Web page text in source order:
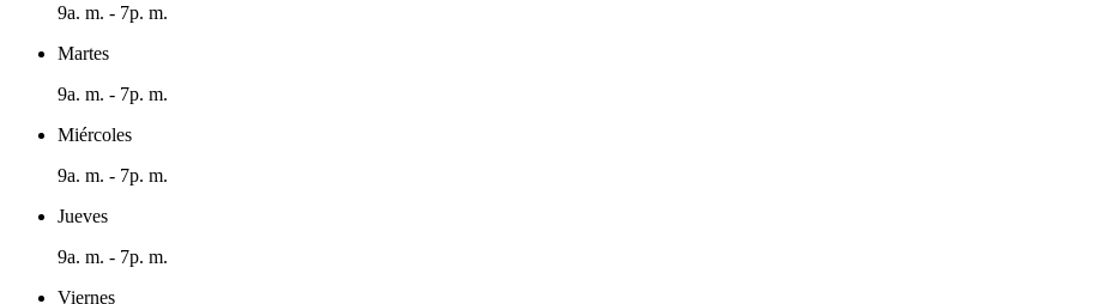
9a. m. - 7p. m.
Martes
9a. m. - 7p. m.
Miércoles
9a. m. - 7p. m.
Jueves
9a. m. - 7p. m.
Viernes